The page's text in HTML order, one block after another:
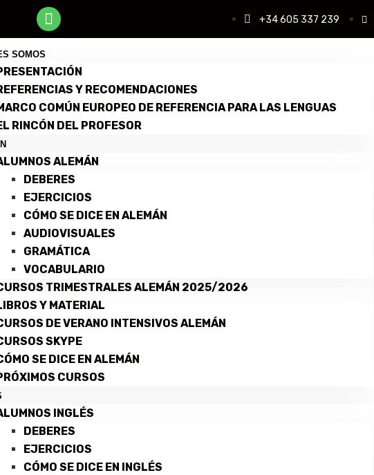
+34 605 337 239
SOMOS
Y RECOMENDACIONES
COMÚN EUROPEO DE REFERENCIA PARA LAS LENGUAS
RINCÓN DEL PROFESOR
ALEMÁN
DEBERES
EJERCICIOS
CÓMO SE DICE EN ALEMÁN
AUDIOVISUALES
GRAMÁTICA
VOCABULARIO
TRIMESTRALES ALEMÁN 2025/2026
Y MATERIAL
DE VERANO INTENSIVOS ALEMÁN
SKYPE
SE DICE EN ALEMÁN
CURSOS
INGLÉS
DEBERES
EJERCICIOS
CÓMO SE DICE EN INGLÉS